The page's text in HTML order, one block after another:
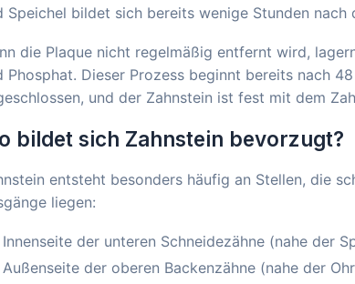
Speichel bildet sich bereits wenige Stunden
die Plaque nicht regelmäßig entfernt wird,
Phosphat. Dieser Prozess beginnt bereits nach
und der Zahnstein ist fest mit dem
bildet sich Zahnstein bevorzugt?
entsteht besonders häufig an Stellen, die
liegen:
Innenseite der unteren Schneidezähne (nahe der
Außenseite der oberen Backenzähne (nahe der